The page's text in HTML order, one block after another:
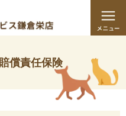
償責任保険